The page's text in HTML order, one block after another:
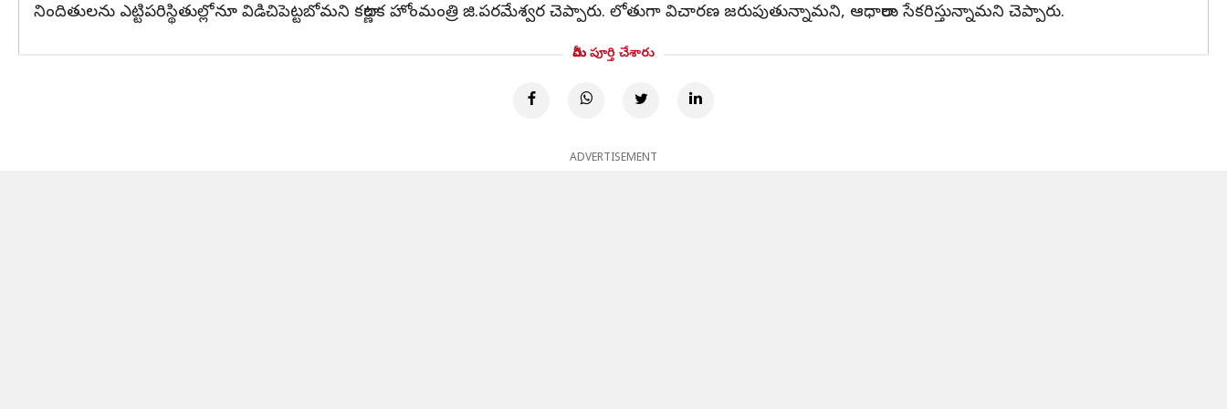
నిందితులను ఎట్టిపరిస్థితుల్లోనూ విడిచిపెట్టబోమని కర్ణాటక హోంమంత్రి జి.పరమేశ్వర చెప్పారు. లోతుగా విచారణ జరుపుతున్నామని, ఆధారాలు సేకరిస్తున్నామని చెప్పారు.
మీరు పూర్తి చేశారు
ADVERTISEMENT